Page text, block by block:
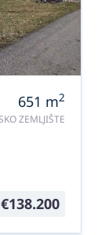
651 m2
ZEMLJIŠTE
€138.200